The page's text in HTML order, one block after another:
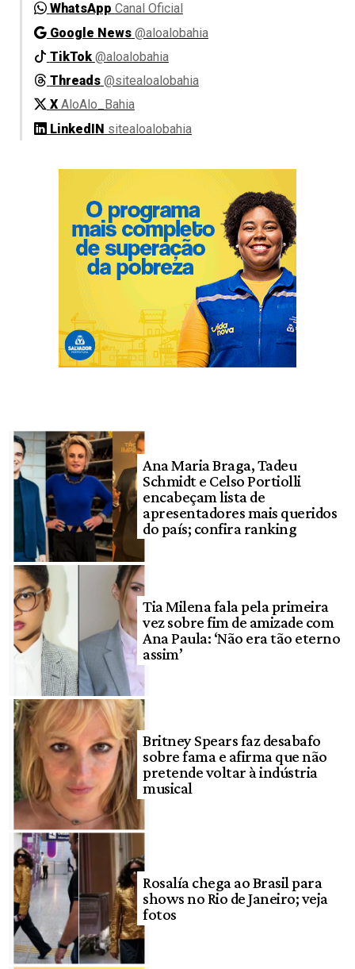
WhatsApp Canal Oficial
Google News @aloalobahia
TikTok @aloalobahia
Threads @sitealoalobahia
X AloAlo_Bahia
LinkedIN sitealoalobahia
Ana Maria Braga, Tadeu
Schmidt e Celso Portiolli
encabeçam lista de
apresentadores mais queridos
do país; confira ranking
Tia Milena fala pela primeira
vez sobre fim de amizade com
Ana Paula: ‘Não era tão eterno
assim’
Britney Spears faz desabafo
sobre fama e afirma que não
pretende voltar à indústria
musical
Rosalía chega ao Brasil para
shows no Rio de Janeiro; veja
fotos